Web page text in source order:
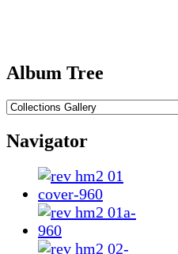
Album Tree
Navigator